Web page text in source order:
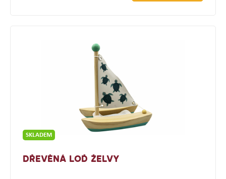
SKLADEM
DŘEVĚNÁ LOĎ ŽELVY